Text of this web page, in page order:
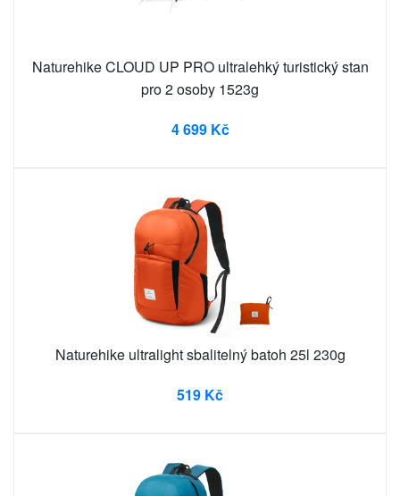
Naturehike CLOUD UP PRO ultralehký turistický stan
pro 2 osoby 1523g
4 699 Kč
Naturehike ultralight sbalitelný batoh 25l 230g
519 Kč